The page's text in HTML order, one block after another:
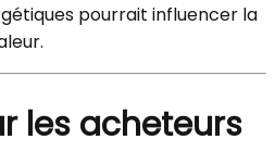
pourrait influencer la
les acheteurs